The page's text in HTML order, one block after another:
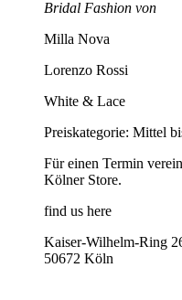
Bridal Fashion von
Milla Nova
Lorenzo Rossi
White & Lace
Preiskategorie: Mittel
Für einen Termin
Kölner Store.
find us here
Kaiser-Wilhelm-Ring
50672 Köln